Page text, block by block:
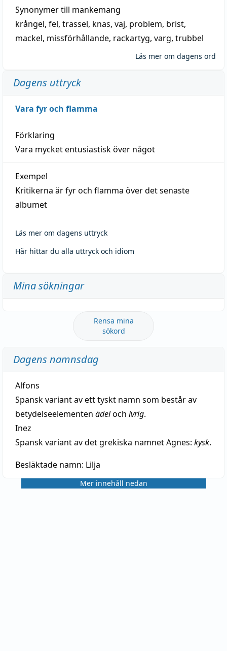
Synonymer till mankemang
krångel, fel, trassel, knas, vaj, problem, brist,
mackel, missförhållande, rackartyg, varg, trubbel
Läs mer om dagens ord
Dagens uttryck
Vara fyr och flamma
Förklaring
Vara mycket entusiastisk över något
Exempel
Kritikerna är fyr och flamma över det senaste
albumet
Läs mer om dagens uttryck
Här hittar du alla uttryck och idiom
Mina sökningar
Rensa mina
sökord
Dagens namnsdag
Alfons
Spansk variant av ett tyskt namn som består av
betydelseelementen ädeloch ivrig.
Inez
Spansk variant av det grekiska namnet Agnes: kysk.
Besläktade namn: Lilja
Mer innehåll nedan